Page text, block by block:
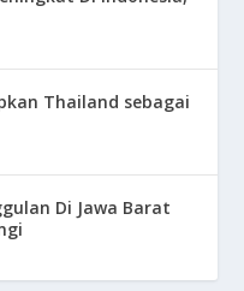
Thailand sebagai
Di Jawa Barat